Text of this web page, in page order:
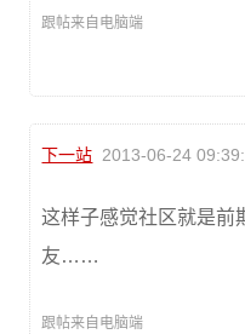
跟帖来自电脑端
下一站 2013-06-24
这样子感觉社区就是前
友……
跟帖来自电脑端